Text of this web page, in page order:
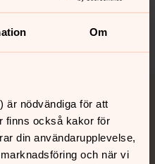
Om
är nödvändiga för att
finns också kakor för
din användarupplevelse,
och när vi